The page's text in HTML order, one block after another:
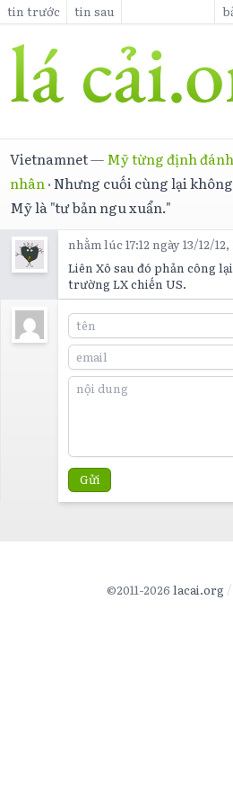
tin trước tin sau
Vietnamnet— Mỹ từng định
nhân ·Nhưng cuối cùng lại
Mỹ là "tư bản ngu xuẩn."
nhằm lúc 17:12 ngày 13/12/12,
Liên Xô sau đó phản công
trường LX chiến US.
Gửi
©2011-2026 lacai.org